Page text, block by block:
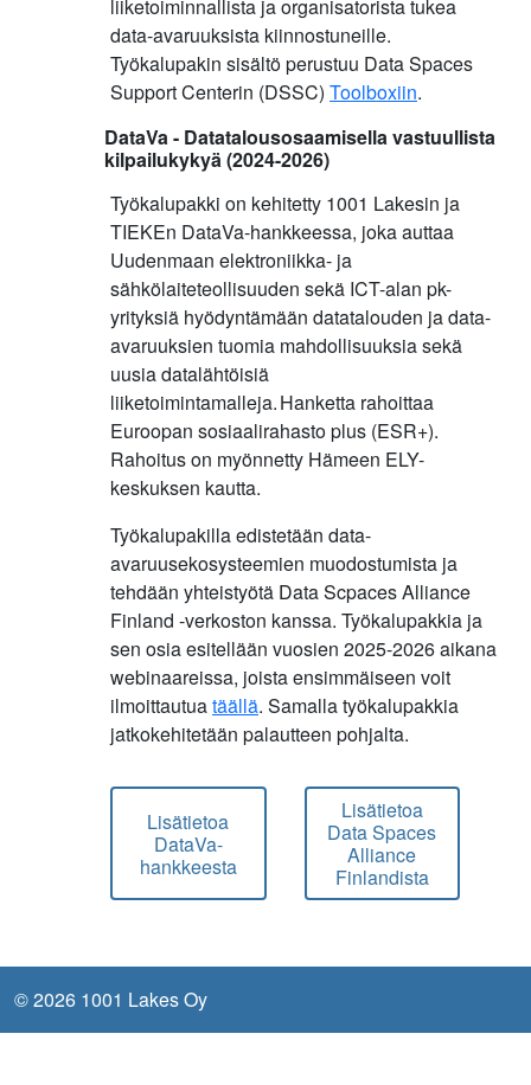
liiketoiminnallista ja organisatorista tukea
data-avaruuksista kiinnostuneille.
Työkalupakin sisältö perustuu Data Spaces
Support Centerin (DSSC) Toolboxiin.
DataVa - Datatalousosaamisella vastuullista
kilpailukykyä (2024-2026)
Työkalupakki on kehitetty 1001 Lakesin ja
TIEKEn DataVa-hankkeessa, joka auttaa
Uudenmaan elektroniikka- ja
sähkölaiteteollisuuden sekä ICT-alan pk-
yrityksiä hyödyntämään datatalouden ja data-
avaruuksien tuomia mahdollisuuksia sekä
uusia datalähtöisiä
liiketoimintamalleja. Hanketta rahoittaa
Euroopan sosiaalirahasto plus (ESR+).
Rahoitus on myönnetty Hämeen ELY-
keskuksen kautta.
Työkalupakilla edistetään data-
avaruusekosysteemien muodostumista ja
tehdään yhteistyötä Data Scpaces Alliance
Finland -verkoston kanssa. Työkalupakkia ja
sen osia esitellään vuosien 2025-2026 aikana
webinaareissa, joista ensimmäiseen voit
ilmoittautuatäällä. Samalla työkalupakkia
jatkokehitetään palautteen pohjalta.
Lisätietoa
DataVa-
hankkeesta
Lisätietoa
Data Spaces
Alliance
Finlandista
© 2026 1001 Lakes Oy